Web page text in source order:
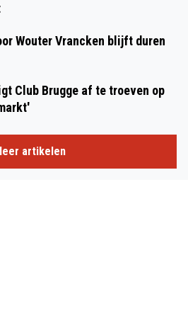
Wouter Vrancken blijft duren
Club Brugge af te troeven op
artikelen